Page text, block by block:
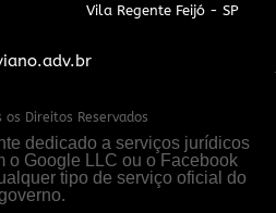
Vila Regente Feijó - SP
os Direitos Reservados
dedicado a serviços jurídicos
o Google LLC ou o Facebook
tipo de serviço oficial do